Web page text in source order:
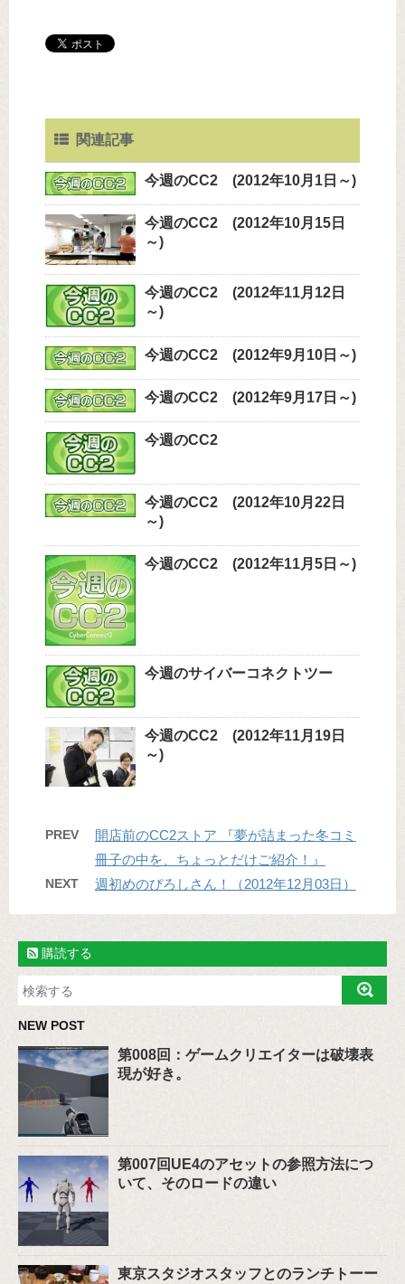
関連記事
今週のCC2 (2012年10月1日～)
今週のCC2 (2012年10月15日
～)
今週のCC2 (2012年11月12日
～)
今週のCC2 (2012年9月10日～)
今週のCC2 (2012年9月17日～)
今週のCC2
今週のCC2 (2012年10月22日
～)
今週のCC2 (2012年11月5日～)
今週のサイバーコネクトツー
今週のCC2 (2012年11月19日
～)
PREV
開店前のCC2ストア 『夢が詰まった冬コミ
冊子の中を、ちょっとだけご紹介！』
NEXT 週初めのぴろしさん！（2012年12月03日）
購読する
NEW POST
第008回：ゲームクリエイターは破壊表
現が好き。
第007回UE4のアセットの参照方法につ
いて、そのロードの違い
東京スタジオスタッフとのランチトーー